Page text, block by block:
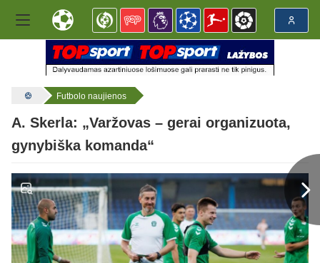
Futbolo naujienos
A. Skerla: „Varžovas – gerai organizuota,
gynybiška komanda“